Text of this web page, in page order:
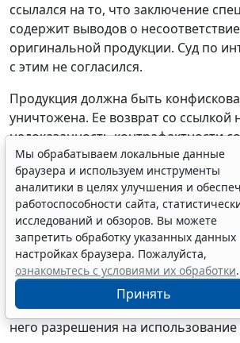
ссылался на то, что заключение
содержит выводов о
оригинальной продукции. Суд по
с этим не согласился.
Продукция должна быть
уничтожена. Ее возврат со ссылкой
недоказанность контрафактности
бочках масел свидетельствует о
применении норм материального
противоречивости судебного
признается сам товар, а не
требуется установление
характеристик продукции,
правонарушения образует именно
использование товарных знаков на
упаковке. Кроме того, ИП
него разрешения на использование
Мы обрабатываем локальные данные
браузера и используем инструменты
аналитики в целях улучшения и
работоспособности сайта,
исследований и обзоров. Вы можете
запретить обработку указанных данных
настройках браузера. Пожалуйста,
ознакомьтесь с условиями их обработки.
Принять